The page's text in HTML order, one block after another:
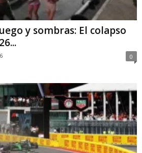
y sombras: El colapso
0